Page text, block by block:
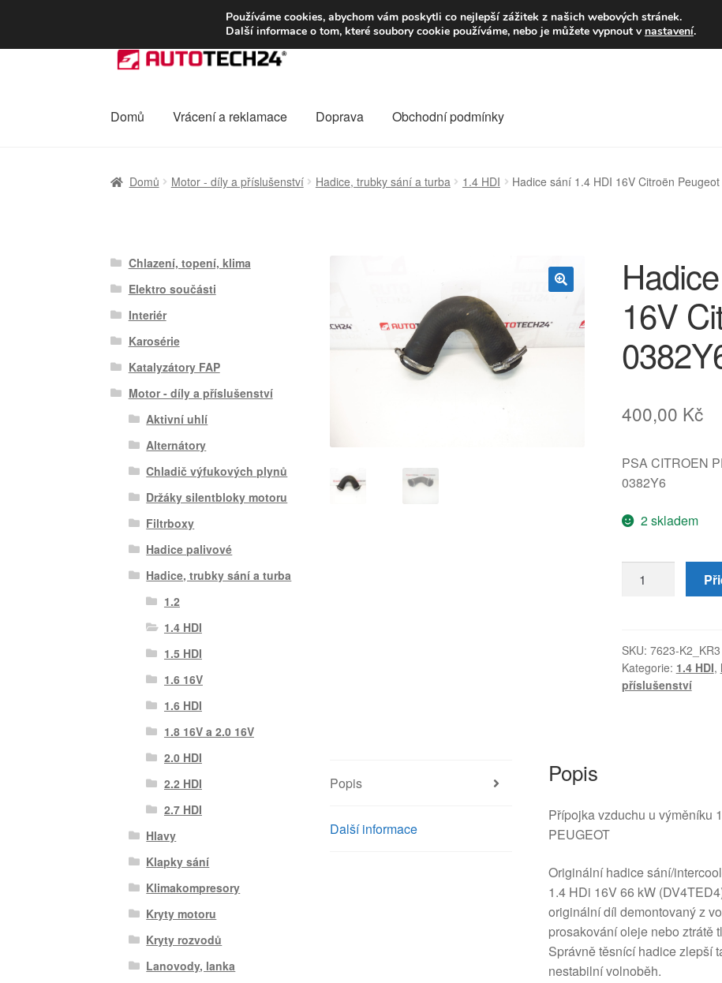
DOPRAVA od 139,-Kč Volejte po-
Přeskočit
na
Přejít
webu
Domů Vrácení a reklamace Doprava Obchodní podmínky
Domů Motor - díly a příslušenství Hadice, trubky sání a turba 1.4 HDI Hadice sání 1.4 HDI 16V Citroën
🔍
16V
400,00 Kč
PSA CITROEN
0382Y6
2 skladem
sání
16V
Citroën
Peugeot
SKU: 7623-K2_KR3
Kategorie: 1.4 HDI,
příslušenství
Popis
Další informace
Popis
Přípojka vzduchu u výměníku
PEUGEOT
Originální hadice sání/
1.4 HDi 16V 66 kW
originální díl demontovaný z
prosakování oleje nebo ztrátě
Správně těsnící hadice zlepší
nestabilní volnoběh.
Chlazení, topení, klima
Elektro součásti
Interiér
Karosérie
Katalyzátory FAP
Motor - díly a příslušenství
Aktivní uhlí
Alternátory
Chladič výfukových plynů
Držáky silentbloky motoru
Filtrboxy
Hadice palivové
Hadice, trubky sání a turba
1.2
1.4 HDI
1.5 HDI
1.6 16V
1.6 HDI
1.8 16V a 2.0 16V
2.0 HDI
2.2 HDI
2.7 HDI
Hlavy
Klapky sání
Klimakompresory
Kryty motoru
Kryty rozvodů
Lanovody, lanka
Používáme cookies, abychom vám poskytli co nejlepší zážitek z našich webových stránek.
Další informace o tom, které soubory cookie používáme, nebo je můžete vypnout v nastavení.